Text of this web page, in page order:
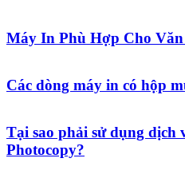
Máy In Phù Hợp Cho
Các dòng máy in có hộp
Tại sao phải sử dụng dịch
Photocopy?